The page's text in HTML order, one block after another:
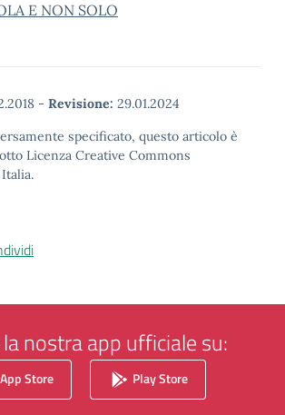
E NON SOLO
- Revisione: 29.01.2024
specificato, questo articolo è
Licenza Creative Commons
la nostra app ufficiale su:
App Store Play Store